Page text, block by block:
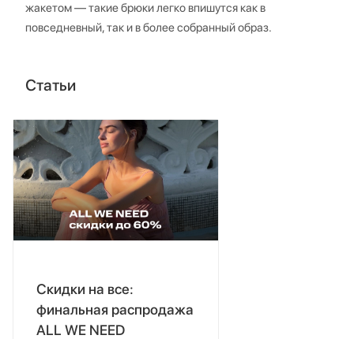
жакетом — такие брюки легко впишутся как в
повседневный, так и в более собранный образ.
Статьи
Скидки на все:
финальная распродажа
ALL WE NEED